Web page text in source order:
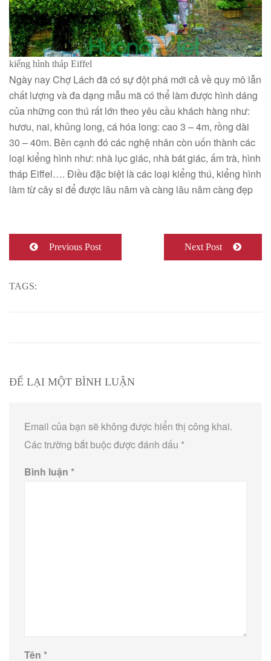
kiểng hình tháp Eiffel
Ngày nay Chợ Lách đã có sự đột phá mới cả về quy mô lẫn
chất lượng và đa dạng mẫu mã có thể làm được hình dáng
của những con thú rất lớn theo yêu cầu khách hàng như:
hươu, nai, khủng long, cá hóa long: cao 3 – 4m, rồng dài
30 – 40m. Bên cạnh đó các nghệ nhân còn uốn thành các
loại kiểng hình như: nhà lục giác, nhà bát giác, ấm trà, hình
tháp Eiffel…. Điều đặc biệt là các loại kiểng thú, kiểng hình
làm từ cây si để được lâu năm và càng lâu năm càng đẹp
Previous Post Next Post
TAGS:
ĐỂ LẠI MỘT BÌNH LUẬN
Email của bạn sẽ không được hiển thị công khai.
Các trường bắt buộc được đánh dấu *
Bình luận *
Tên *